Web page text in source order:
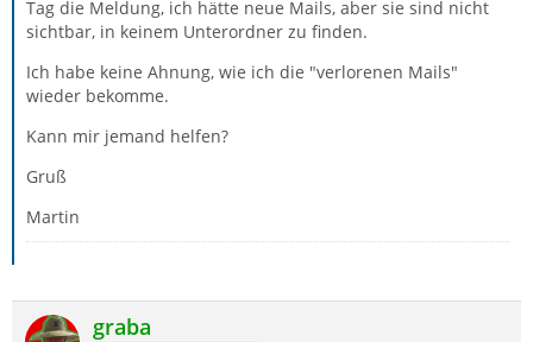
Tag die Meldung, ich hätte neue Mails, aber sie sind nicht
sichtbar, in keinem Unterordner zu finden.
Ich habe keine Ahnung, wie ich die "verlorenen Mails"
wieder bekomme.
Kann mir jemand helfen?
Gruß
Martin
graba